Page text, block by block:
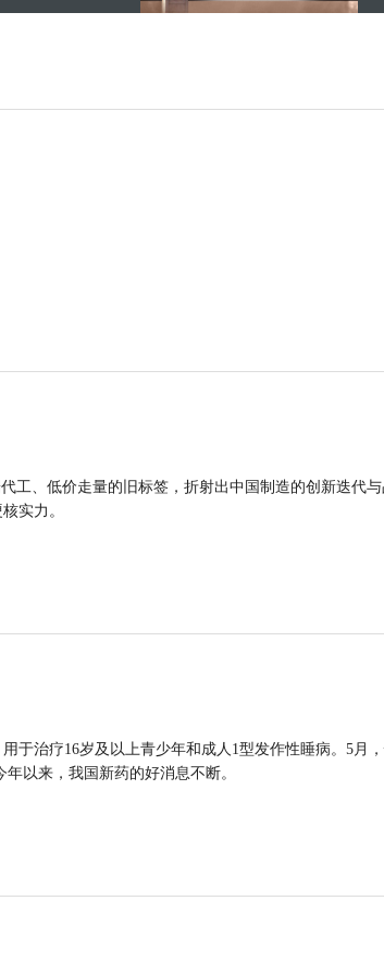
工、低价走量的旧标签，折射出中国制造的创新迭代
实力。
于治疗16岁及以上青少年和成人1型发作性睡病。5月
以来，我国新药的好消息不断。